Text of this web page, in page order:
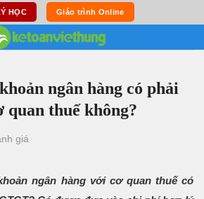
HỌC Giáo trình Online
ngân hàng có phải
quan thuế không?
giá
ngân hàng với cơ quan thuế có